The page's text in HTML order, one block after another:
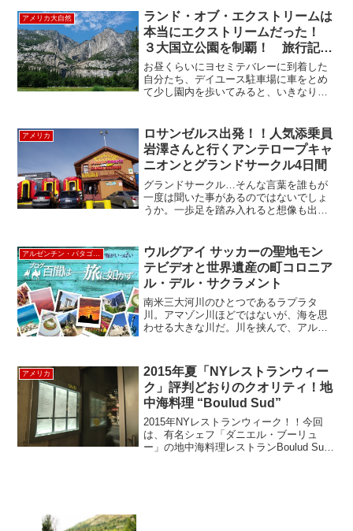
クネクネ山道が続くの...
アメリカ大自然
ランド・オブ・エクストリームは
本当にエクストリームだった！
３大国立公園を制覇！ 旅行記そ
の⑤
お昼くらいにヨセミテバレーに到着した
自分たち、デイユース駐車場に車をとめ
て少し園内を歩いてみると、いきなりこ
涸れてしまうそうですo( _ _ )oそしてハー
フドー...
アメリカ
ロサンゼルス出発！！人気添乗員
岩澤さんと行くアンテロープキャ
ニオンとグランドサークル4日間
グランドサークル…そんな言葉を誰もが
一度は聞いた事があるのではないでしょ
うか。一歩足を踏み入れると想像も出来
ガス発が多いグランドサークルのツアー
ですが、今回はサンク...
ウルグアイ サッカーの聖地モン
テビデオと世界遺産の町コロニア
ル・デル・サクラメント
南米三大河川のひとつであるラプラタ
川。アマゾン川ほどではないが、海を思
わせる大きな川だ。川を挟んで、アルゼ
330万人だが、牛の数は1,000万頭を超え
る。 ひとり当たり...
アメリカ
2015年夏「NYレストランウィー
ク」評判どおりのクオリティ！地
中海料理 “Boulud Sud”
2015年NYレストランウィーク！！今回
は、有名シェフ「ダニエル・ブーリュ
ー」の地中海料理レストランBoulud Sud